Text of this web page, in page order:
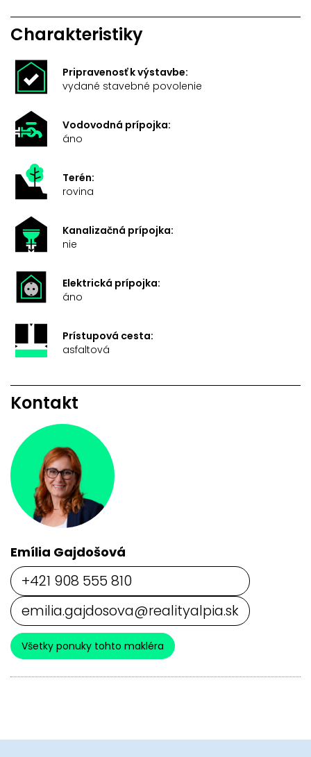
Charakteristiky
Pripravenosť k výstavbe:
vydané stavebné povolenie
Vodovodná prípojka:
áno
Terén:
rovina
Kanalizačná prípojka:
nie
Elektrická prípojka:
áno
Prístupová cesta:
asfaltová
Kontakt
Emília Gajdošová
+421 908 555 810
emilia.gajdosova@realityalpia.sk
Všetky ponuky tohto makléra